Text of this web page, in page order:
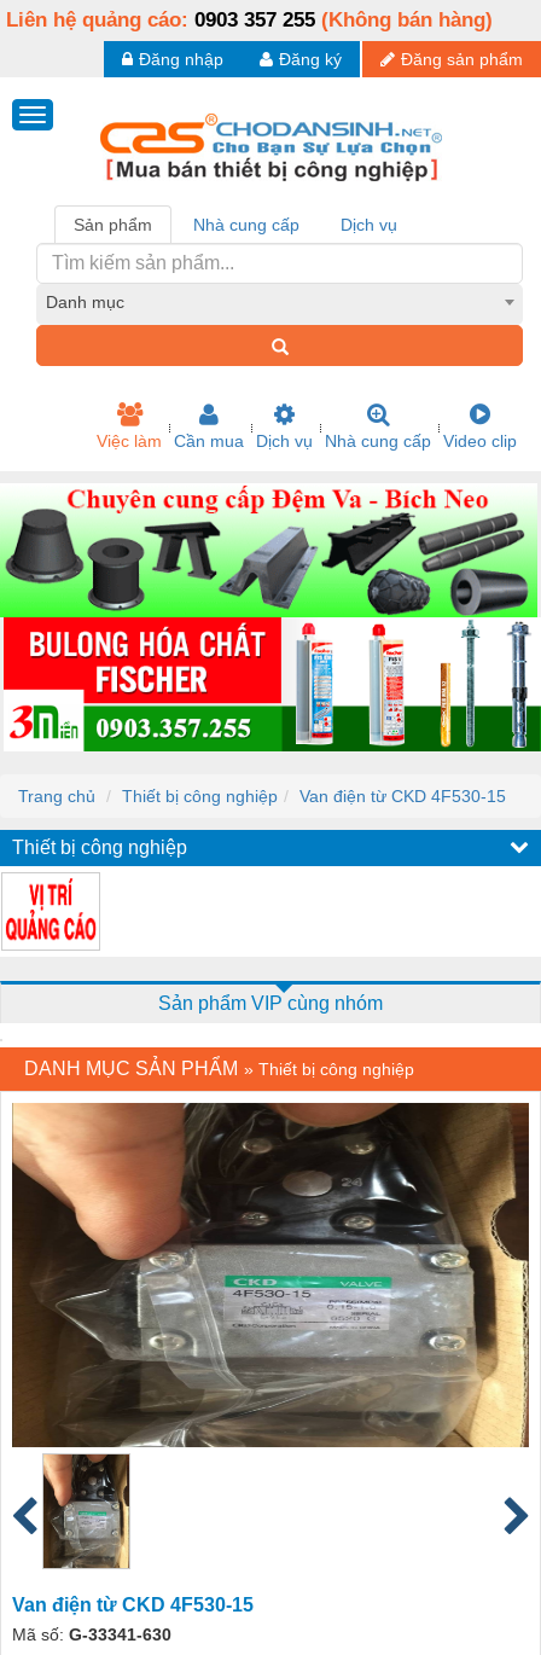
Liên hệ quảng cáo: 0903 357 255 (Không bán hàng)
Đăng sản phẩm
Đăng ký
Đăng nhập
Sản phẩm Nhà cung cấp Dịch vụ
Danh mục
Việc làm Cần mua Dịch vụ Nhà cung cấp Video clip
Trang chủ Thiết bị công nghiệp Van điện từ CKD 4F530-15
Thiết bị công nghiệp
Sản phẩm VIP cùng nhóm
DANH MỤC SẢN PHẨM » Thiết bị công nghiệp
Van điện từ CKD 4F530-15
Mã số: G-33341-630